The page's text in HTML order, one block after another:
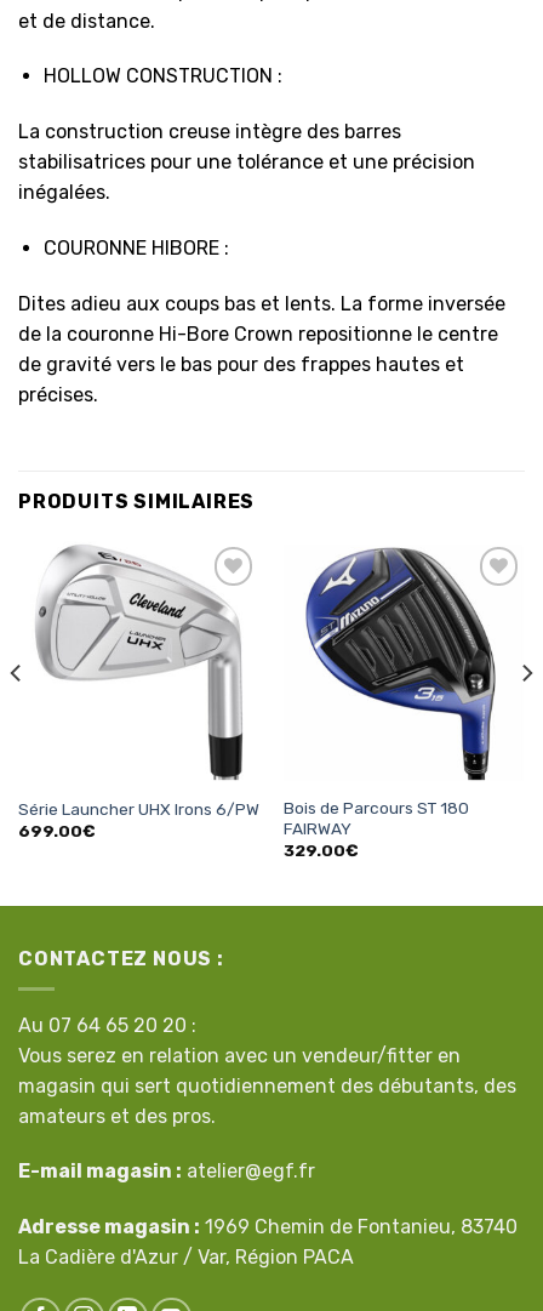
et de distance.
HOLLOW CONSTRUCTION :
La construction creuse intègre des barres
stabilisatrices pour une tolérance et une précision
inégalées.
COURONNE HIBORE :
Dites adieu aux coups bas et lents. La forme inversée
de la couronne Hi-Bore Crown repositionne le centre
de gravité vers le bas pour des frappes hautes et
précises.
PRODUITS SIMILAIRES
Ajouter
à la
Série Launcher UHX Irons 6/PW
699.00€
Ajouter
à la
liste
d’envies
Bois de Parcours ST 180
FAIRWAY
329.00€
CONTACTEZ NOUS :
Au 07 64 65 20 20 :
Vous serez en relation avec un vendeur/fitter en
magasin qui sert quotidiennement des débutants, des
amateurs et des pros.
E-mail magasin : atelier@egf.fr
Adresse magasin : 1969 Chemin de Fontanieu, 83740
La Cadière d'Azur / Var, Région PACA